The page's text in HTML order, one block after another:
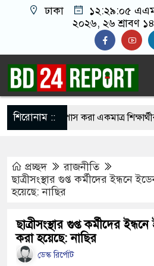
ঢাকা ১২:২৯:০৬
২০২৬, ২৬ শ্রাবণ
শিরোনাম ::
পরীক্ষার্থী, পাস করা একমাত্র শিক্ষার্থীর
ফ্যাসিবাদী সরকার, এখন পুনর্গঠনের
১৬ বাংলাদেশি নি’হ’ত, চুল কাটতে
প্রচ্ছদ
রাজনীতি
ছাত্রীসংস্থার গুপ্ত কর্মীদের ইন্ধনে
হয়েছে: নাছির
ছাত্রীসংস্থার গুপ্ত কর্মীদের
করা হয়েছে: নাছির
ডেস্ক রির্পোট